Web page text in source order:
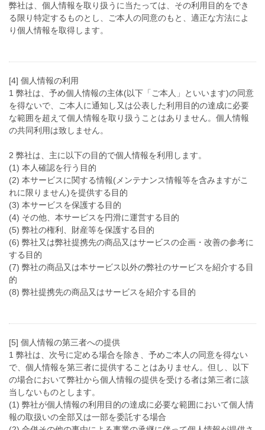
弊社は、個人情報を取り扱うに当たっては、その利用目的をでき
る限り特定するものとし、ご本人の同意のもと、適正な方法によ
り個人情報を取得します。
[4] 個人情報の利用
1 弊社は、予め個人情報の主体(以下「ご本人」といいます)の同意
を得ないで、ご本人に通知し又は公表した利用目的の達成に必要
な範囲を超えて個人情報を取り扱うことはありません。個人情報
の共同利用は致しません。
2 弊社は、主に以下の目的で個人情報を利用します。
(1) 本人確認を行う目的
(2) 本サービスに関する情報(メンテナンス情報等を含みますがこ
れに限りません)を提供する目的
(3) 本サービスを保護する目的
(4) その他、本サービスを円滑に運営する目的
(5) 弊社の権利、財産等を保護する目的
(6) 弊社又は弊社提携先の商品又はサービスの企画・改善の参考に
する目的
(7) 弊社の商品又は本サービス以外の弊社のサービスを紹介する目
的
(8) 弊社提携先の商品又はサービスを紹介する目的
[5] 個人情報の第三者への提供
1 弊社は、次号に定める場合を除き、予めご本人の同意を得ない
で、個人情報を第三者に提供することはありません。但し、以下
の場合において弊社から個人情報の提供を受ける者は第三者に該
当しないものとします。
(1) 弊社が個人情報の利用目的の達成に必要な範囲において個人情
報の取扱いの全部又は一部を委託する場合